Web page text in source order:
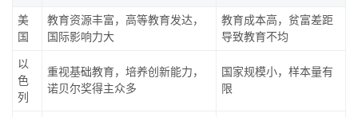
美
国
教育资源丰富，高等教育发达，
国际影响力大
教育成本高，贫富差距
导致教育不均
以
色
列
重视基础教育，培养创新能力，
诺贝尔奖得主众多
国家规模小，样本量有
限